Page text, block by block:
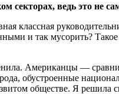
ведь это не
классная
и так мусорить?
Американцы —
обустроенные
обществе. Я решила